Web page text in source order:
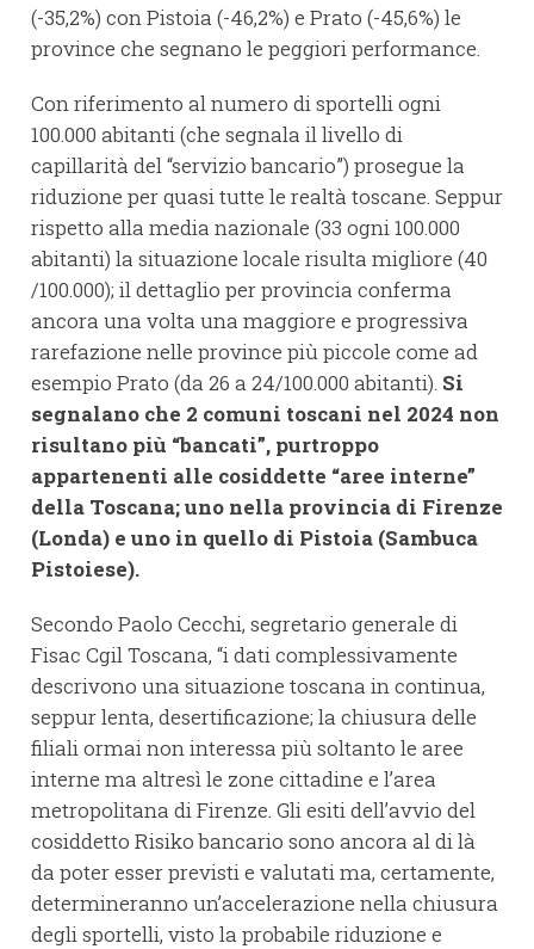
(-35,2%) con Pistoia (-46,2%) e Prato (-45,6%) le
province che segnano le peggiori performance.
Con riferimento al numero di sportelli ogni
100.000 abitanti (che segnala il livello di
capillarità del “servizio bancario”) prosegue la
riduzione per quasi tutte le realtà toscane. Seppur
rispetto alla media nazionale (33 ogni 100.000
abitanti) la situazione locale risulta migliore (40
/100.000); il dettaglio per provincia conferma
ancora una volta una maggiore e progressiva
rarefazione nelle province più piccole come ad
esempio Prato (da 26 a 24/100.000 abitanti). Si
segnalano che 2 comuni toscani nel 2024 non
risultano più “bancati”, purtroppo
appartenenti alle cosiddette “aree interne”
della Toscana; uno nella provincia di Firenze
(Londa) e uno in quello di Pistoia (Sambuca
Pistoiese).
Secondo Paolo Cecchi, segretario generale di
Fisac Cgil Toscana, “i dati complessivamente
descrivono una situazione toscana in continua,
seppur lenta, desertificazione; la chiusura delle
filiali ormai non interessa più soltanto le aree
interne ma altresì le zone cittadine e l’area
metropolitana di Firenze. Gli esiti dell’avvio del
cosiddetto Risiko bancario sono ancora al di là
da poter esser previsti e valutati ma, certamente,
determineranno un’accelerazione nella chiusura
degli sportelli, visto la probabile riduzione e